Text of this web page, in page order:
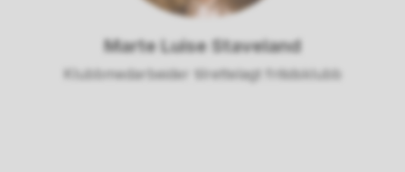
Marte Luise Staveland
Klubbmedarbeider tilrettelagt fritidsklubb